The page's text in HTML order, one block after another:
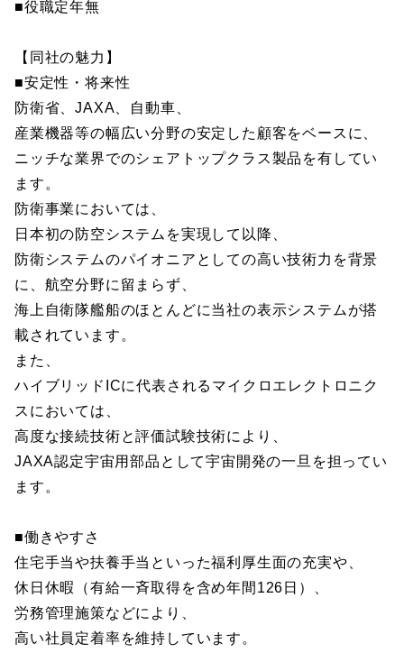
■役職定年無
【同社の魅力】
■安定性・将来性
防衛省、JAXA、自動車、
産業機器等の幅広い分野の安定した顧客をベースに、
ニッチな業界でのシェアトップクラス製品を有してい
ます。
防衛事業においては、
日本初の防空システムを実現して以降、
防衛システムのパイオニアとしての高い技術力を背景
に、航空分野に留まらず、
海上自衛隊艦船のほとんどに当社の表示システムが搭
載されています。
また、
ハイブリッドICに代表されるマイクロエレクトロニク
スにおいては、
高度な接続技術と評価試験技術により、
JAXA認定宇宙用部品として宇宙開発の一旦を担ってい
ます。
■働きやすさ
住宅手当や扶養手当といった福利厚生面の充実や、
休日休暇（有給一斉取得を含め年間126日）、
労務管理施策などにより、
高い社員定着率を維持しています。